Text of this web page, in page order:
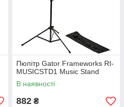
Пюпітр Gator Frameworks RI-
MUSICSTD1 Music Stand
В наявності
882 ₴